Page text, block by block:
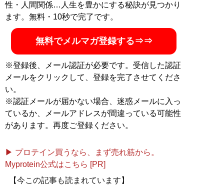
性・人間関係…人生を豊かにする秘訣が見つかり
ます。無料・10秒で完了です。
無料でメルマガ登録する⇒⇒
※登録後、メール認証が必要です。受信した認証
メールをクリックして、登録を完了させてくださ
い。
※認証メールが届かない場合、迷惑メールに入っ
ているか、メールアドレスが間違っている可能性
があります。再度ご登録ください。
▶ プロテイン買うなら、まず売れ筋から。
Myprotein公式はこちら [PR]
【今この記事も読まれています】